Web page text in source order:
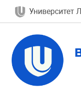
Университет